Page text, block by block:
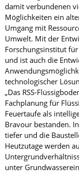
damit verbundenen
Möglichkeiten ein
Umgang mit
Umwelt. Mit der
Forschungsinstitut
und ist auch die
technologischer
„Das RSS-
Fachplanung für
Feuertaufe als
Bravour bestanden.
tiefer und die
Heutzutage werden
unter